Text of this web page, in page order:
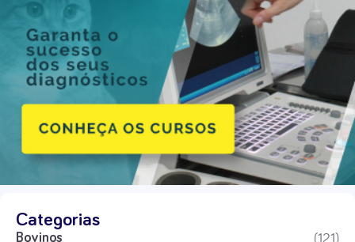
Categorias
Bovinos (121)